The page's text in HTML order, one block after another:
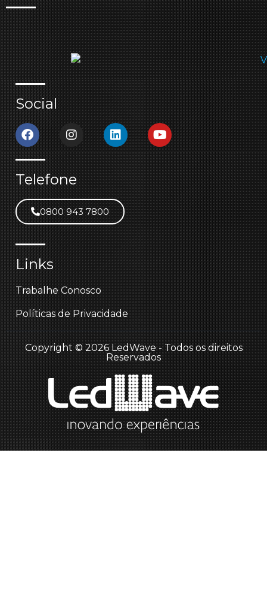
Social
Telefone
0800 943 7800
Links
Trabalhe Conosco
Políticas de Privacidade
Copyright © 2026 LedWave - Todos os direitos
Reservados